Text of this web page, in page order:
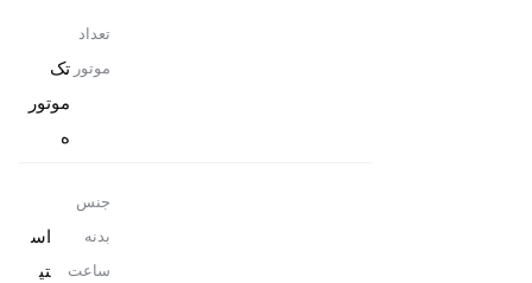
تعداد
موتور تک
موتور
ه
جنس
بدنه
ساعت
اس
تی